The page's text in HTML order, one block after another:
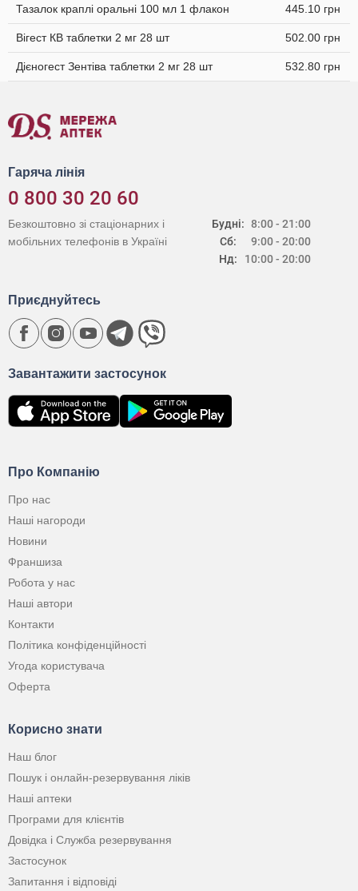
Тазалок краплі оральні 100 мл 1 флакон 445.10 грн
Вігест КВ таблетки 2 мг 28 шт 502.00 грн
Дієногест Зентіва таблетки 2 мг 28 шт 532.80 грн
Гаряча лінія
0 800 30 20 60
Будні:
Сб:
Нд:
8:00 - 21:00
9:00 - 20:00
10:00 - 20:00
Безкоштовно зі стаціонарних і
мобільних телефонів в Україні
Про Компанію
Про нас
Наші нагороди
Новини
Франшиза
Робота у нас
Наші автори
Контакти
Політика конфіденційності
Угода користувача
Оферта
Корисно знати
Наш блог
Пошук і онлайн-резервування ліків
Наші аптеки
Програми для клієнтів
Довідка і Служба резервування
Застосунок
Запитання і відповіді
Завантажити застосунок
Приєднуйтесь